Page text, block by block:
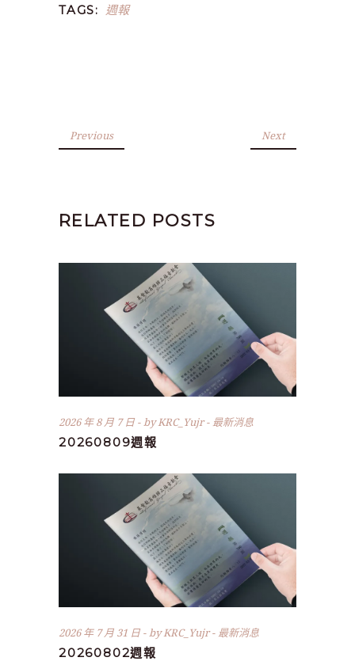
TAGS: 週報
Previous Next
RELATED POSTS
2026 年 8 月 7 日 byKRC_Yujr 最新消息
20260809週報
2026 年 7 月 31 日 byKRC_Yujr 最新消息
20260802週報